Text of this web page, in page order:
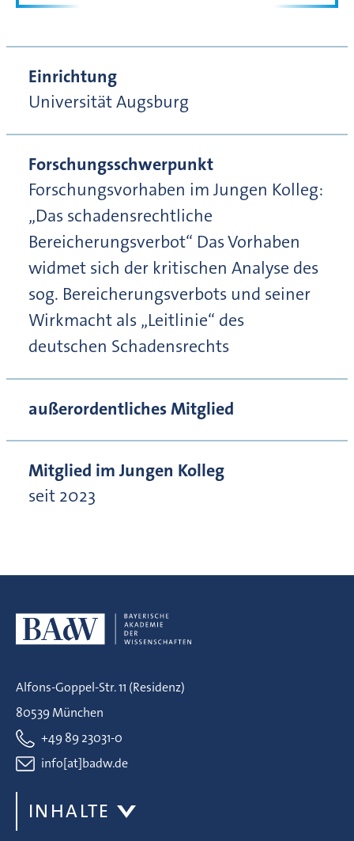
Einrichtung
Universität Augsburg
Forschungsschwerpunkt
Forschungsvorhaben im Jungen Kolleg:
„Das schadensrechtliche
Bereicherungsverbot“ Das Vorhaben
widmet sich der kritischen Analyse des
sog. Bereicherungsverbots und seiner
Wirkmacht als „Leitlinie“ des
deutschen Schadensrechts
außerordentliches Mitglied
Mitglied im Jungen Kolleg
seit 2023
Alfons-Goppel-Str. 11 (Residenz)
80539 München
+49 89 23031-0
info[at]badw.de
INHALTE